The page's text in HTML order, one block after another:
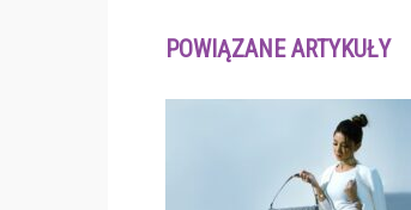
POWIĄZANE ARTYKUŁY